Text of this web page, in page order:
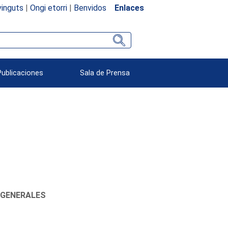
| Ongi etorri| Benvidos Enlaces
Sala de Prensa